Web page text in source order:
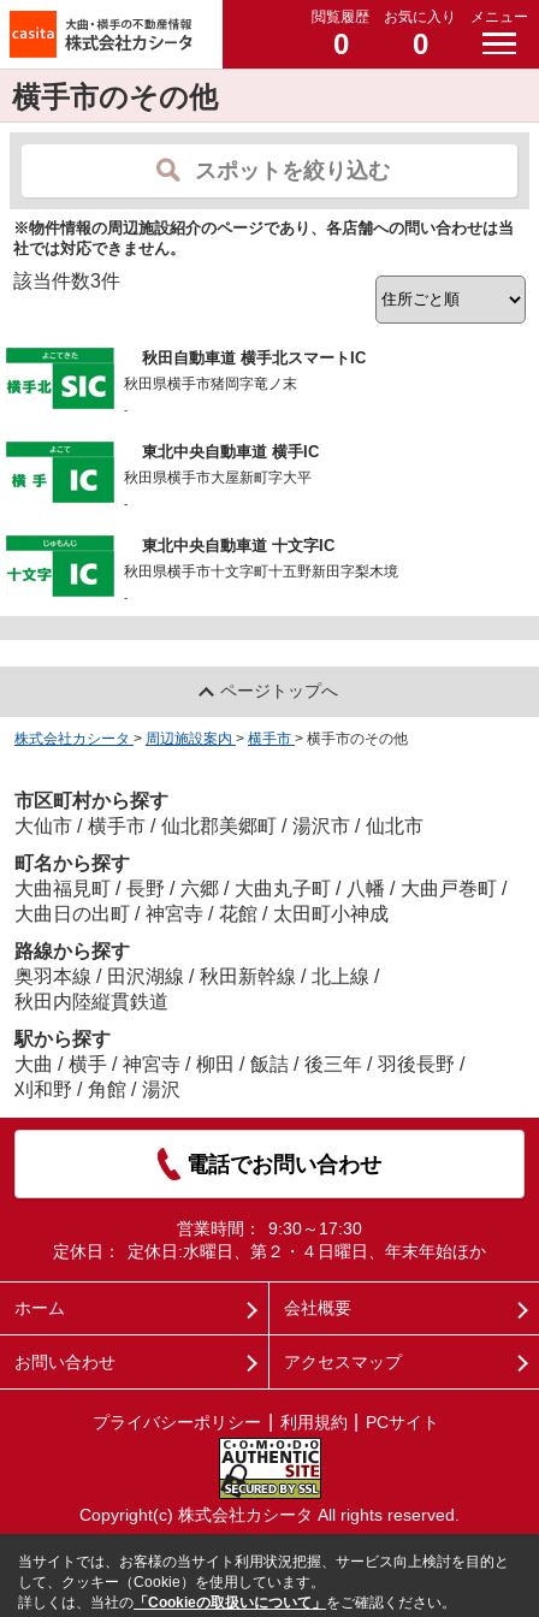
閲覧履歴
0
お気に入り
0
メニュー
横手市のその他
スポットを絞り込む
※物件情報の周辺施設紹介のページであり、各店舗への問い合わせは当
社では対応できません。
該当件数3件
秋田自動車道 横手北スマートIC
秋田県横手市猪岡字竜ノ末
-
東北中央自動車道 横手IC
秋田県横手市大屋新町字大平
-
東北中央自動車道 十文字IC
秋田県横手市十文字町十五野新田字梨木境
-
ページトップへ
株式会社カシータ > 周辺施設案内 > 横手市 > 横手市のその他
市区町村から探す
大仙市 / 横手市 / 仙北郡美郷町 / 湯沢市 / 仙北市
町名から探す
大曲福見町 / 長野 / 六郷 / 大曲丸子町 / 八幡 / 大曲戸巻町 /
大曲日の出町 / 神宮寺 / 花館 / 太田町小神成
路線から探す
奥羽本線 / 田沢湖線 / 秋田新幹線 / 北上線 /
秋田内陸縦貫鉄道
駅から探す
大曲 / 横手 / 神宮寺 / 柳田 / 飯詰 / 後三年 / 羽後長野 /
刈和野 / 角館 / 湯沢
電話でお問い合わせ
営業時間：
9:30～17:30
定休日：
定休日:水曜日、第２・４日曜日、年末年始ほか
ホーム 会社概要
お問い合わせ アクセスマップ
プライバシーポリシー 利用規約 PCサイト
Copyright(c) 株式会社カシータ All rights reserved.
当サイトでは、お客様の当サイト利用状況把握、サービス向上検討を目的と
して、クッキー（Cookie）を使用しています。
詳しくは、当社の 「Cookieの取扱いについて」 をご確認ください。